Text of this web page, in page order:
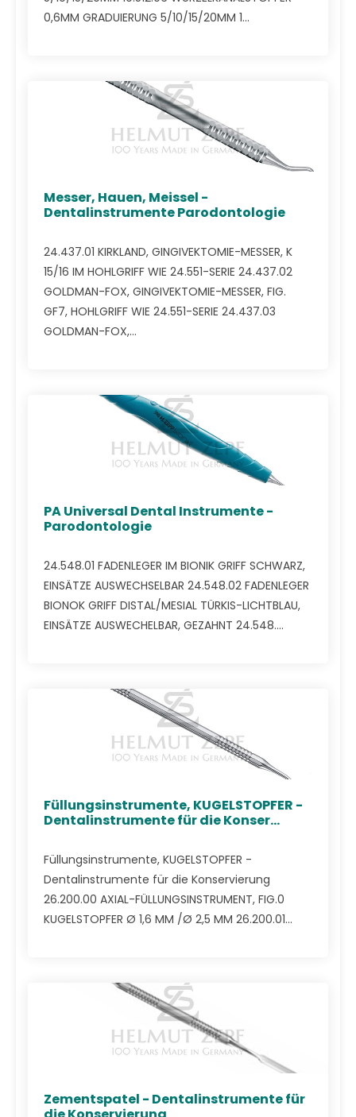
0,6MM GRADUIERUNG 5/10/15/20MM 1...
Messer, Hauen, Meissel -
Dentalinstrumente Parodontologie
24.437.01 KIRKLAND, GINGIVEKTOMIE-MESSER, K
15/16 IM HOHLGRIFF WIE 24.551-SERIE 24.437.02
GOLDMAN-FOX, GINGIVEKTOMIE-MESSER, FIG.
GF7, HOHLGRIFF WIE 24.551-SERIE 24.437.03
GOLDMAN-FOX,...
PA Universal Dental Instrumente -
Parodontologie
24.548.01 FADENLEGER IM BIONIK GRIFF SCHWARZ,
EINSÄTZE AUSWECHSELBAR 24.548.02 FADENLEGER
BIONOK GRIFF DISTAL/MESIAL TÜRKIS-LICHTBLAU,
EINSÄTZE AUSWECHELBAR, GEZAHNT 24.548....
Füllungsinstrumente, KUGELSTOPFER -
Dentalinstrumente für die Konser...
Füllungsinstrumente, KUGELSTOPFER -
Dentalinstrumente für die Konservierung
26.200.00 AXIAL-FÜLLUNGSINSTRUMENT, FIG.0
KUGELSTOPFER Ø 1,6 MM /Ø 2,5 MM 26.200.01...
Zementspatel - Dentalinstrumente für